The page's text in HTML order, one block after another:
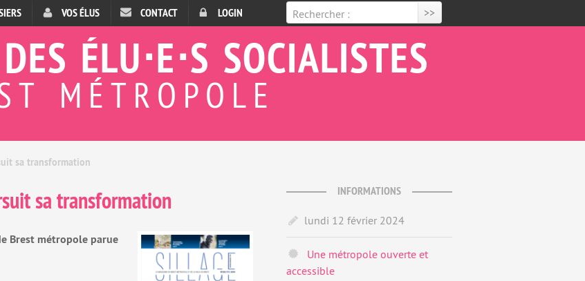
VOS ÉLUS CONTACT LOGIN
ÉLU⋅E⋅S SOCIALISTES
MÉTROPOLE
sa transformation
sa transformation
Brest métropole parue
Rechercher :
INFORMATIONS
lundi 12 février 2024
Une métropole ouverte et
accessible